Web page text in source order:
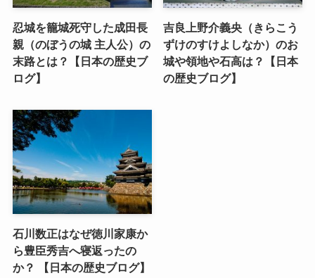
忍城を籠城死守した成田長
親（のぼうの城 主人公）の
末路とは？【日本の歴史ブ
ログ】
吉良上野介義央（きらこう
ずけのすけよしなか）のお
城や領地や石高は？【日本
の歴史ブログ】
石川数正はなぜ徳川家康か
ら豊臣秀吉へ寝返ったの
か？ 【日本の歴史ブログ】